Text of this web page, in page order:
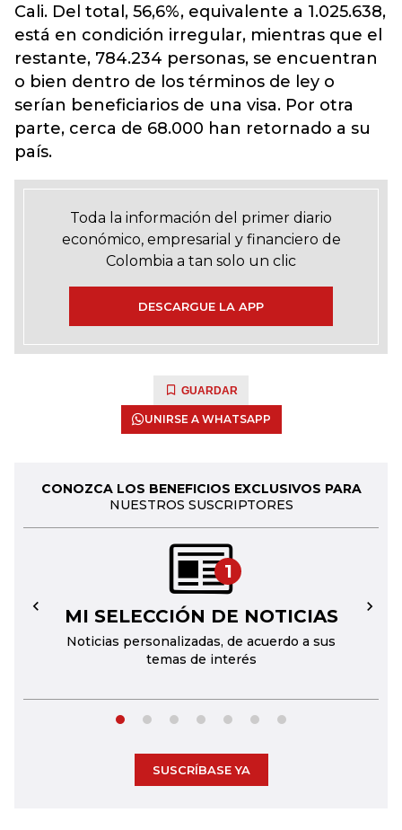
Cali. Del total, 56,6%, equivalente a 1.025.638,
está en condición irregular, mientras que el
restante, 784.234 personas, se encuentran
o bien dentro de los términos de ley o
serían beneficiarios de una visa. Por otra
parte, cerca de 68.000 han retornado a su
país.
Toda la información del primer diario
económico, empresarial y financiero de
Colombia a tan solo un clic
DESCARGUE LA APP
GUARDAR
UNIRSE A WHATSAPP
CONOZCA LOS BENEFICIOS EXCLUSIVOS PARA
NUESTROS SUSCRIPTORES
1
MI SELECCIÓN DE NOTICIAS
Noticias personalizadas, de acuerdo a sus
temas de interés
← →
SUSCRÍBASE YA